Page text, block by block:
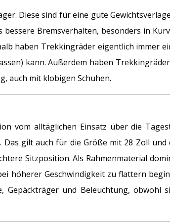
Diese sind für eine gute
Bremsverhalten, besonders in
haben Trekkingräder eigentlich immer
kann. Außerdem haben
auch mit klobigen Schuhen.
vom alltäglichen Einsatz über die
Das gilt auch für die Größe mit 28 Zoll
Sitzposition. Als Rahmenmaterial
höherer Geschwindigkeit zu flattern
Gepäckträger und Beleuchtung, obwohl